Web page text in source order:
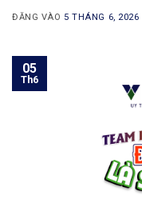
ĐĂNG VÀO 5 THÁNG 6, 2026
05
Th6